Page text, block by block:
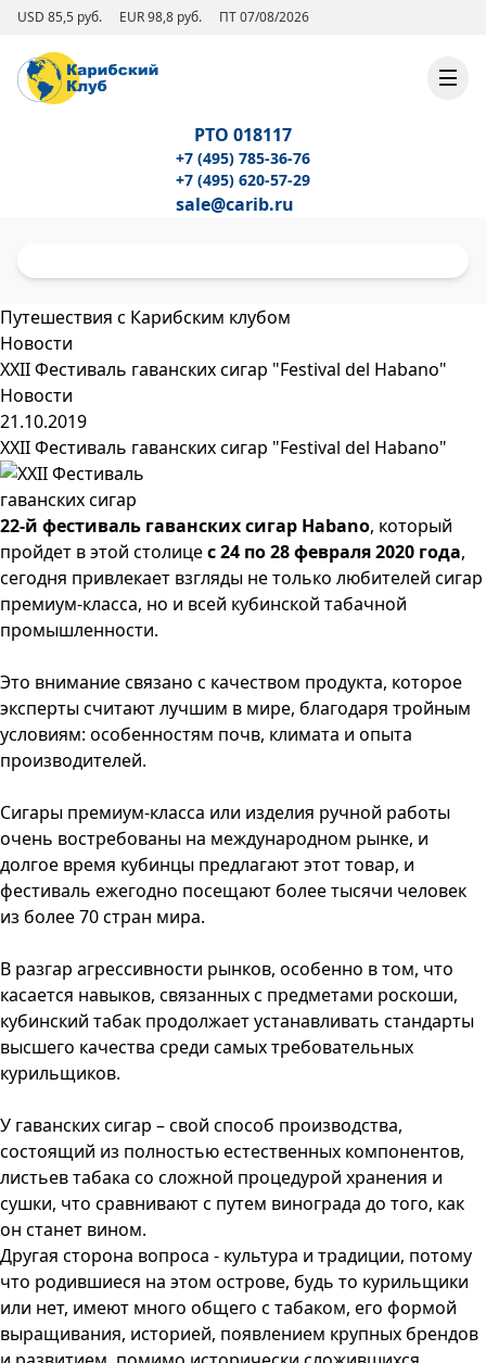
USD 85,5 руб. EUR 98,8 руб. ПТ 07/08/2026
РТО 018117
+7 (495) 785-36-76
+7 (495) 620-57-29
sale@carib.ru
Путешествия с Карибским клубом
Новости
XXII Фестиваль гаванских сигар "Festival del Habano"
Новости
21.10.2019
XXII Фестиваль гаванских сигар "Festival del Habano"
22-й фестиваль гаванских сигар Habano, который
пройдет в этой столицес 24 по 28 февраля 2020 года,
сегодня привлекает взгляды не только любителей сигар
премиум-класса, но и всей кубинской табачной
промышленности.
Это внимание связано с качеством продукта, которое
эксперты считают лучшим в мире, благодаря тройным
условиям: особенностям почв, климата и опыта
производителей.
Сигары премиум-класса или изделия ручной работы
очень востребованы на международном рынке, и
долгое время кубинцы предлагают этот товар, и
фестиваль ежегодно посещают более тысячи человек
из более 70 стран мира.
В разгар агрессивности рынков, особенно в том, что
касается навыков, связанных с предметами роскоши,
кубинский табак продолжает устанавливать стандарты
высшего качества среди самых требовательных
курильщиков.
У гаванских сигар – свой способ производства,
состоящий из полностью естественных компонентов,
листьев табака со сложной процедурой хранения и
сушки, что сравнивают с путем винограда до того, как
он станет вином.
Другая сторона вопроса - культура и традиции, потому
что родившиеся на этом острове, будь то курильщики
или нет, имеют много общего с табаком, его формой
выращивания, историей, появлением крупных брендов